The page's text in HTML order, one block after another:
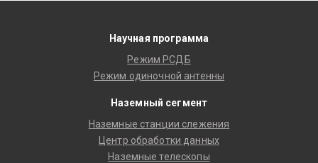
Научная программа
Режим РСДБ
Режим одиночной антенны
Наземный сегмент
Наземные станции слежения
Центр обработки данных
Наземные телескопы